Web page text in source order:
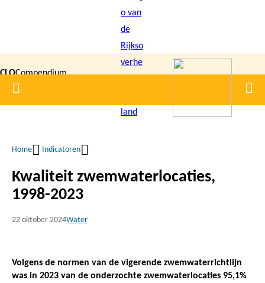
inhoud
gaan
CLOCompendium
voor de
Home
Kruimelpad
Home Indicatoren
Kwaliteit zwemwaterlocaties,
1998-2023
22 oktober 2024Water
Volgens de normen van de vigerende zwemwaterrichtlijn
was in 2023 van de onderzochte zwemwaterlocaties 95,1%